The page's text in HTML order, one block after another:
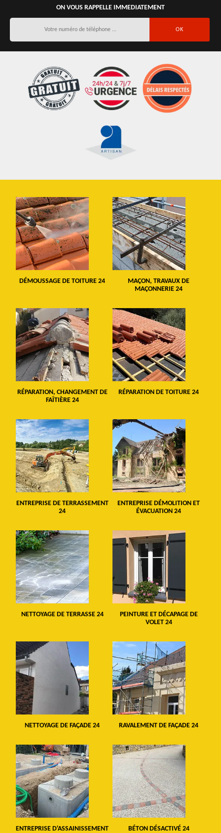
ON VOUS RAPPELLE IMMEDIATEMENT
DÉMOUSSAGE DE TOITURE 24
MAÇON, TRAVAUX DE
MAÇONNERIE 24
RÉPARATION, CHANGEMENT DE
FAÎTIÈRE 24
RÉPARATION DE TOITURE 24
ENTREPRISE DE TERRASSEMENT
24
ENTREPRISE DÉMOLITION ET
ÉVACUATION 24
NETTOYAGE DE TERRASSE 24
PEINTURE ET DÉCAPAGE DE
VOLET 24
NETTOYAGE DE FAÇADE 24 RAVALEMENT DE FAÇADE 24
ENTREPRISE D'ASSAINISSEMENT BÉTON DÉSACTIVÉ 24